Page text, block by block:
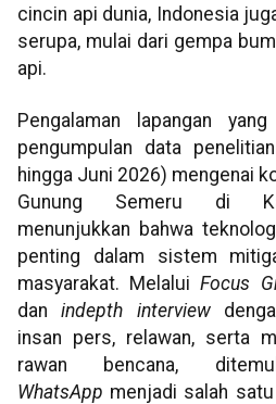
cincin api dunia, Indonesia
serupa, mulai dari gempa
api.
Pengalaman lapangan
pengumpulan data
hingga Juni 2026) mengenai
Gunung Semeru di
menunjukkan bahwa
penting dalam sistem
masyarakat. MelaluiFocus
danindepth interview
insan pers, relawan, serta
rawan bencana,
WhatsApp menjadi salah